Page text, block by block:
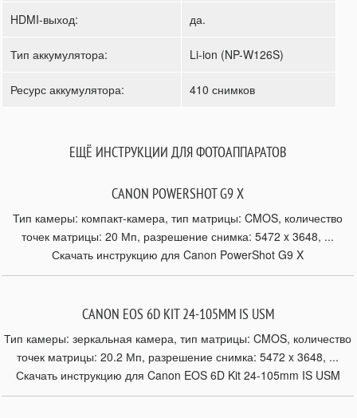
HDMI-выход: да.
Тип аккумулятора: Li-ion (NP-W126S)
Ресурс аккумулятора: 410 снимков
ЕЩЁ ИНСТРУКЦИИ ДЛЯ ФОТОАППАРАТОВ
CANON POWERSHOT G9 X
Тип камеры: компакт-камера, тип матрицы: CMOS, количество
точек матрицы: 20 Мп, разрешение снимка: 5472 x 3648, ...
Скачать инструкцию для Canon PowerShot G9 X
CANON EOS 6D KIT 24-105MM IS USM
Тип камеры: зеркальная камера, тип матрицы: CMOS, количество
точек матрицы: 20.2 Мп, разрешение снимка: 5472 x 3648, ...
Скачать инструкцию для Canon EOS 6D Kit 24-105mm IS USM